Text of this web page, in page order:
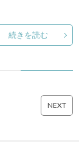
続きを読む
NEXT